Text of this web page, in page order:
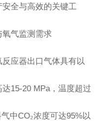
全与高效的关键工
气监测需求
应器出口气体具有以
15-20 MPa，温度超过
中CO₂浓度可达95%以